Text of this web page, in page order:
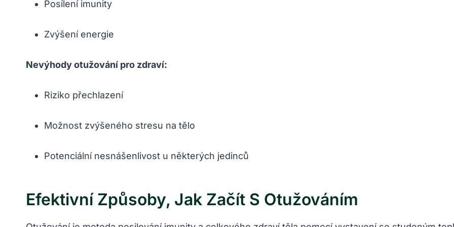
Posílení imunity
Zvýšení energie
Nevýhody otužování pro zdraví:
Riziko přechlazení
Možnost zvýšeného stresu na tělo
Potenciální nesnášenlivost u některých jedinců
Efektivní Způsoby, Jak Začít S Otužováním